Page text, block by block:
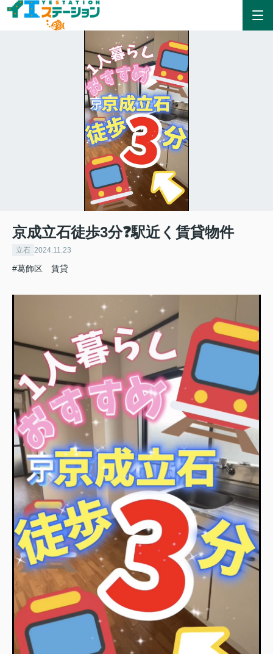
京成立石徒歩3分❓駅近く賃貸物件
立石 2024.11.23
#葛飾区 賃貸